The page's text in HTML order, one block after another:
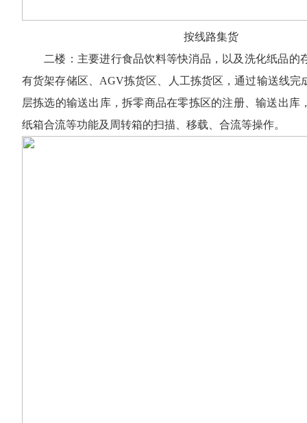
按线路集货
二楼：主要进行食品饮料等快消品，以及洗化纸品的
有货架存储区、AGV拣货区、人工拣货区，通过输送线完
层拣选的输送出库，拆零商品在零拣区的注册、输送出库
纸箱合流等功能及周转箱的扫描、移载、合流等操作。